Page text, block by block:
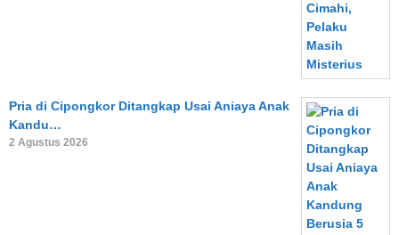
Pria di Cipongkor Ditangkap Usai Aniaya Anak
Kandu…
2 Agustus 2026